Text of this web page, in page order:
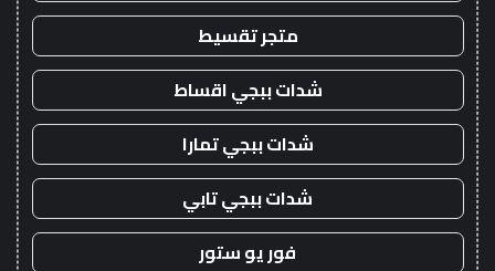
متجر تقسيط
شدات ببجي اقساط
شدات ببجي تمارا
شدات ببجي تابي
فور يو ستور